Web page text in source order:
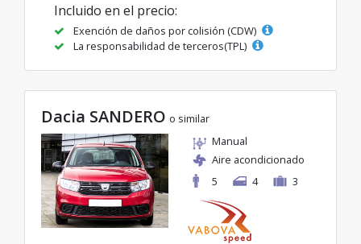
Incluido en el precio:
Exención de daños por colisión (CDW)
La responsabilidad de terceros(TPL)
Dacia SANDERO o similar
Manual
Aire acondicionado
5
4 3